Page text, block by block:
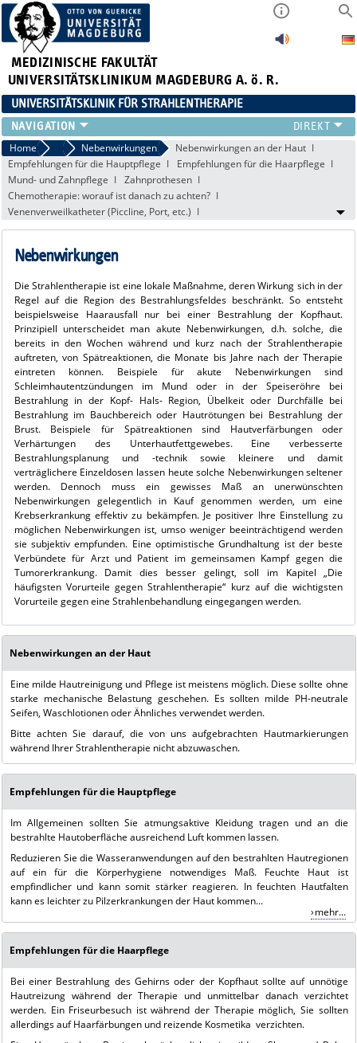
MEDIZINISCHE FAKULTÄT
UNIVERSITÄTSKLINIKUM MAGDEBURG A. ö. R.
UNIVERSITÄTSKLINIK FÜR STRAHLENTHERAPIE
KLINIK
FÜR PATIENTEN
FÜR ÄRZTE
MEDIZIN. PHYSIK
LEHRE
VIDEOS
Home Praktische Informationen
Nebenwirkungen
Nebenwirkungen an der Haut
Empfehlungen für die Hauptpflege
Empfehlungen für die Haarpflege
Mund- und Zahnpflege
Zahnprothesen
Chemotherapie: worauf ist danach zu achten?
Venenverweilkatheter (Piccline, Port, etc.)
Nebenwirkungen
Die Strahlentherapie ist eine lokale Maßnahme, deren Wirkung sich in der
Regel auf die Region des Bestrahlungsfeldes beschränkt. So entsteht
beispielsweise Haarausfall nur bei einer Bestrahlung der Kopfhaut.
Prinzipiell unterscheidet man akute Nebenwirkungen, d.h. solche, die
bereits in den Wochen während und kurz nach der Strahlentherapie
auftreten, von Spätreaktionen, die Monate bis Jahre nach der Therapie
eintreten können. Beispiele für akute Nebenwirkungen sind
Schleimhautentzündungen im Mund oder in der Speiseröhre bei
Bestrahlung in der Kopf- Hals- Region, Übelkeit oder Durchfälle bei
Bestrahlung im Bauchbereich oder Hautrötungen bei Bestrahlung der
Brust. Beispiele für Spätreaktionen sind Hautverfärbungen oder
Verhärtungen des Unterhautfettgewebes. Eine verbesserte
Bestrahlungsplanung und -technik sowie kleinere und damit
verträglichere Einzeldosen lassen heute solche Nebenwirkungen seltener
werden. Dennoch muss ein gewisses Maß an unerwünschten
Nebenwirkungen gelegentlich in Kauf genommen werden, um eine
Krebserkrankung effektiv zu bekämpfen. Je positiver Ihre Einstellung zu
möglichen Nebenwirkungen ist, umso weniger beeinträchtigend werden
sie subjektiv empfunden. Eine optimistische Grundhaltung ist der beste
Verbündete für Arzt und Patient im gemeinsamen Kampf gegen die
Tumorerkrankung. Damit dies besser gelingt, soll im Kapitel „Die
häufigsten Vorurteile gegen Strahlentherapie“ kurz auf die wichtigsten
Vorurteile gegen eine Strahlenbehandlung eingegangen werden.
Nebenwirkungen an der Haut
Eine milde Hautreinigung und Pflege ist meistens möglich. Diese sollte ohne
starke mechanische Belastung geschehen. Es sollten milde PH-neutrale
Seifen, Waschlotionen oder Ähnliches verwendet werden.
Bitte achten Sie darauf, die von uns aufgebrachten Hautmarkierungen
während Ihrer Strahlentherapie nicht abzuwaschen.
Empfehlungen für die Hauptpflege
Im Allgemeinen sollten Sie atmungsaktive Kleidung tragen und an die
bestrahlte Hautoberfläche ausreichend Luft kommen lassen.
Reduzieren Sie die Wasseranwendungen auf den bestrahlten Hautregionen
auf ein für die Körperhygiene notwendiges Maß. Feuchte Haut ist
empfindlicher und kann somit stärker reagieren. In feuchten Hautfalten
kann es leichter zu Pilzerkrankungen der Haut kommen...
mehr...
Empfehlungen für die Haarpflege
Bei einer Bestrahlung des Gehirns oder der Kopfhaut sollte auf unnötige
Hautreizung während der Therapie und unmittelbar danach verzichtet
werden. Ein Friseurbesuch ist während der Therapie möglich, Sie sollten
allerdings auf Haarfärbungen und reizende Kosmetika verzichten.